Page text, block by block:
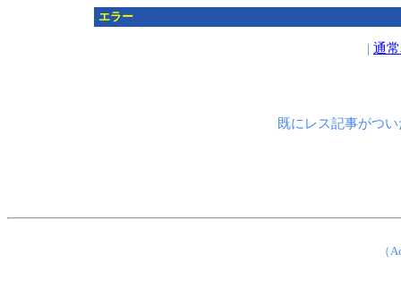
エラー
| 通
既にレス記事がつ
（